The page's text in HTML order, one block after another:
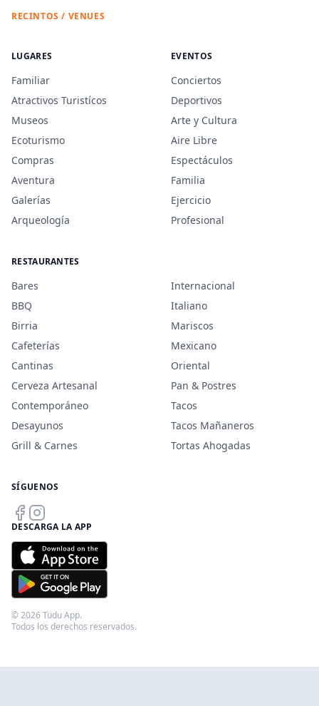
RECINTOS / VENUES
LUGARES
Familiar
Atractivos Turistícos
Museos
Ecoturismo
Compras
Aventura
Galerías
Arqueología
EVENTOS
Conciertos
Deportivos
Arte y Cultura
Aire Libre
Espectáculos
Familia
Ejercicio
Profesional
RESTAURANTES
Bares
BBQ
Birria
Cafeterías
Cantinas
Cerveza Artesanal
Contemporáneo
Desayunos
Grill & Carnes
Internacional
Italiano
Mariscos
Mexicano
Oriental
Pan & Postres
Tacos
Tacos Mañaneros
Tortas Ahogadas
SÍGUENOS
DESCARGA LA APP
© 2026 Tudu App.
Todos los derechos reservados.